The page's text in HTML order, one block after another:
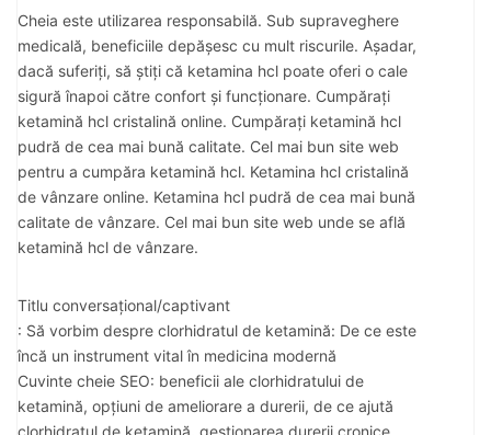
Cheia este utilizarea responsabilă. Sub supraveghere
medicală, beneficiile depășesc cu mult riscurile. Așadar,
dacă suferiți, să știți că ketamina hcl poate oferi o cale
sigură înapoi către confort și funcționare. Cumpărați
ketamină hcl cristalină online. Cumpărați ketamină hcl
pudră de cea mai bună calitate. Cel mai bun site web
pentru a cumpăra ketamină hcl. Ketamina hcl cristalină
de vânzare online. Ketamina hcl pudră de cea mai bună
calitate de vânzare. Cel mai bun site web unde se află
ketamină hcl de vânzare.
Titlu conversațional/captivant
: Să vorbim despre clorhidratul de ketamină: De ce este
încă un instrument vital în medicina modernă
Cuvinte cheie SEO: beneficii ale clorhidratului de
ketamină, opțiuni de ameliorare a durerii, de ce ajută